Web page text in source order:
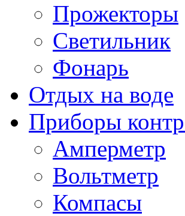
Прожекторы
Светильник
Фонарь
Отдых на воде
Приборы
Амперметр
Вольтметр
Компасы